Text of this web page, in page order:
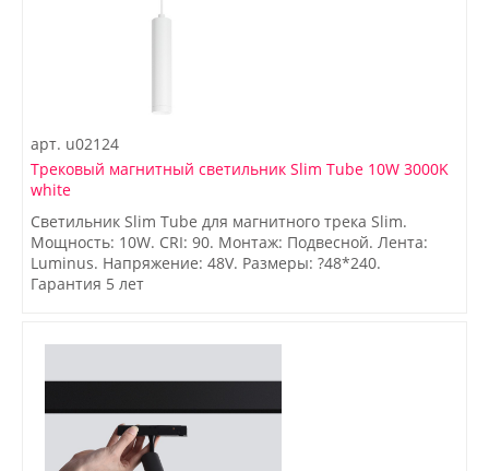
арт. u02124
Трековый магнитный светильник Slim Tube 10W 3000K
white
Светильник Slim Tube для магнитного трека Slim.
Мощность: 10W. CRI: 90. Монтаж: Подвесной. Лента:
Luminus. Напряжение: 48V. Размеры: ?48*240.
Гарантия 5 лет